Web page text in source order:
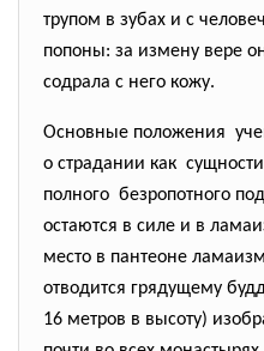
трупом в зубах и с
попоны: за измену вере
содрала с него кожу.
Основные положения
о страдании как
полного безропотного
остаются в силе и в
место в пантеоне
отводится грядущему
16 метров в высоту)